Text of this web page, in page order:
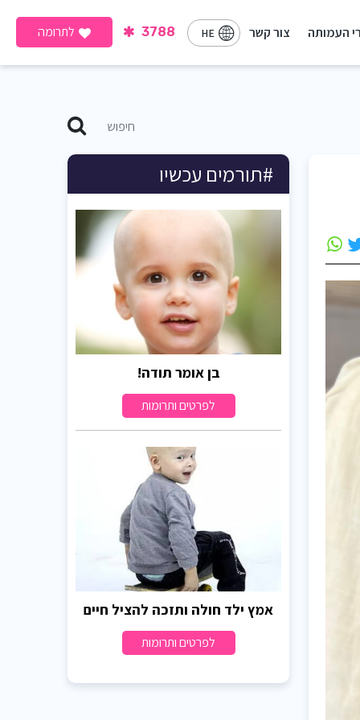
העמותה צור קשר HE
3788 לתרומה
#תורמים עכשיו
בן אומר תודה!
לפרטים ותרומות
אמץ ילד חולה ותזכה להציל חיים
לפרטים ותרומות